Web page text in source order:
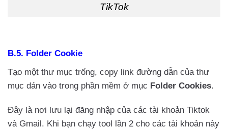
TikTok
B.5. Folder Cookie
Tạo một thư mục trống, copy link đường dẫn của thư
mục dán vào trong phần mềm ở mục Folder Cookies.
Đây là nơi lưu lại đăng nhập của các tài khoản Tiktok
và Gmail. Khi bạn chạy tool lần 2 cho các tài khoản này